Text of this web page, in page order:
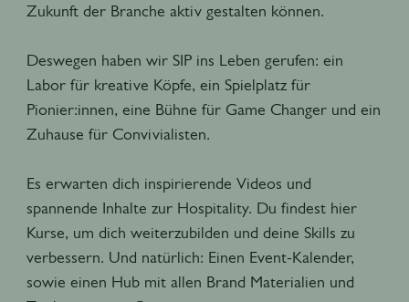
Zukunft der Branche aktiv gestalten können.
Deswegen haben wir SIP ins Leben gerufen: ein
Labor für kreative Köpfe, ein Spielplatz für
Pionier:innen, eine Bühne für Game Changer und ein
Zuhause für Convivialisten.
Es erwarten dich inspirierende Videos und
spannende Inhalte zur Hospitality. Du findest hier
Kurse, um dich weiterzubilden und deine Skills zu
verbessern. Und natürlich: Einen Event-Kalender,
sowie einen Hub mit allen Brand Materialien und